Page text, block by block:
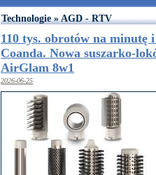
Technologie » AGD - RTV
110 tys. obrotów na minutę
Coanda. Nowa suszarko-
AirGlam 8w1
2026-06-25